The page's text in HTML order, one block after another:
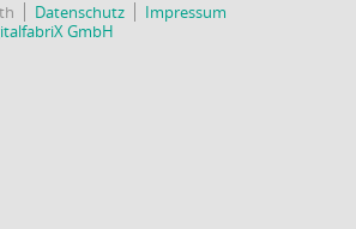
Datenschutz
Impressum
GmbH